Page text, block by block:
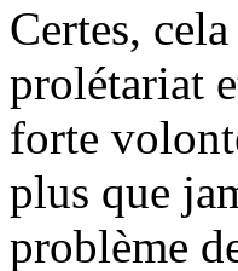
Certes,
prolétariat
forte
plus que
problème